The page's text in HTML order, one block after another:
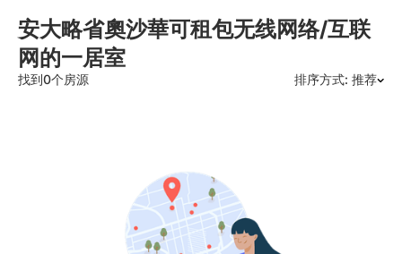
安大略省奧沙華可租包无线网络/互联
网的一居室
找到0个房源 排序方式: 推荐